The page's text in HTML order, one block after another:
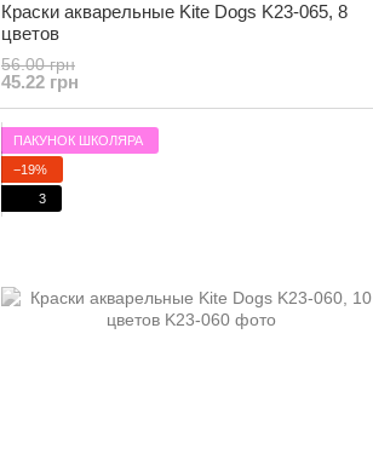
Краски акварельные Kite Dogs K23-065, 8
цветов
56.00 грн
45.22 грн
ПАКУНОК ШКОЛЯРА
−19%
3